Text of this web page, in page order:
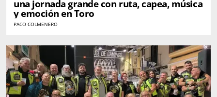
una jornada grande con ruta, capea, música
y emoción en Toro
PACO COLMENERO